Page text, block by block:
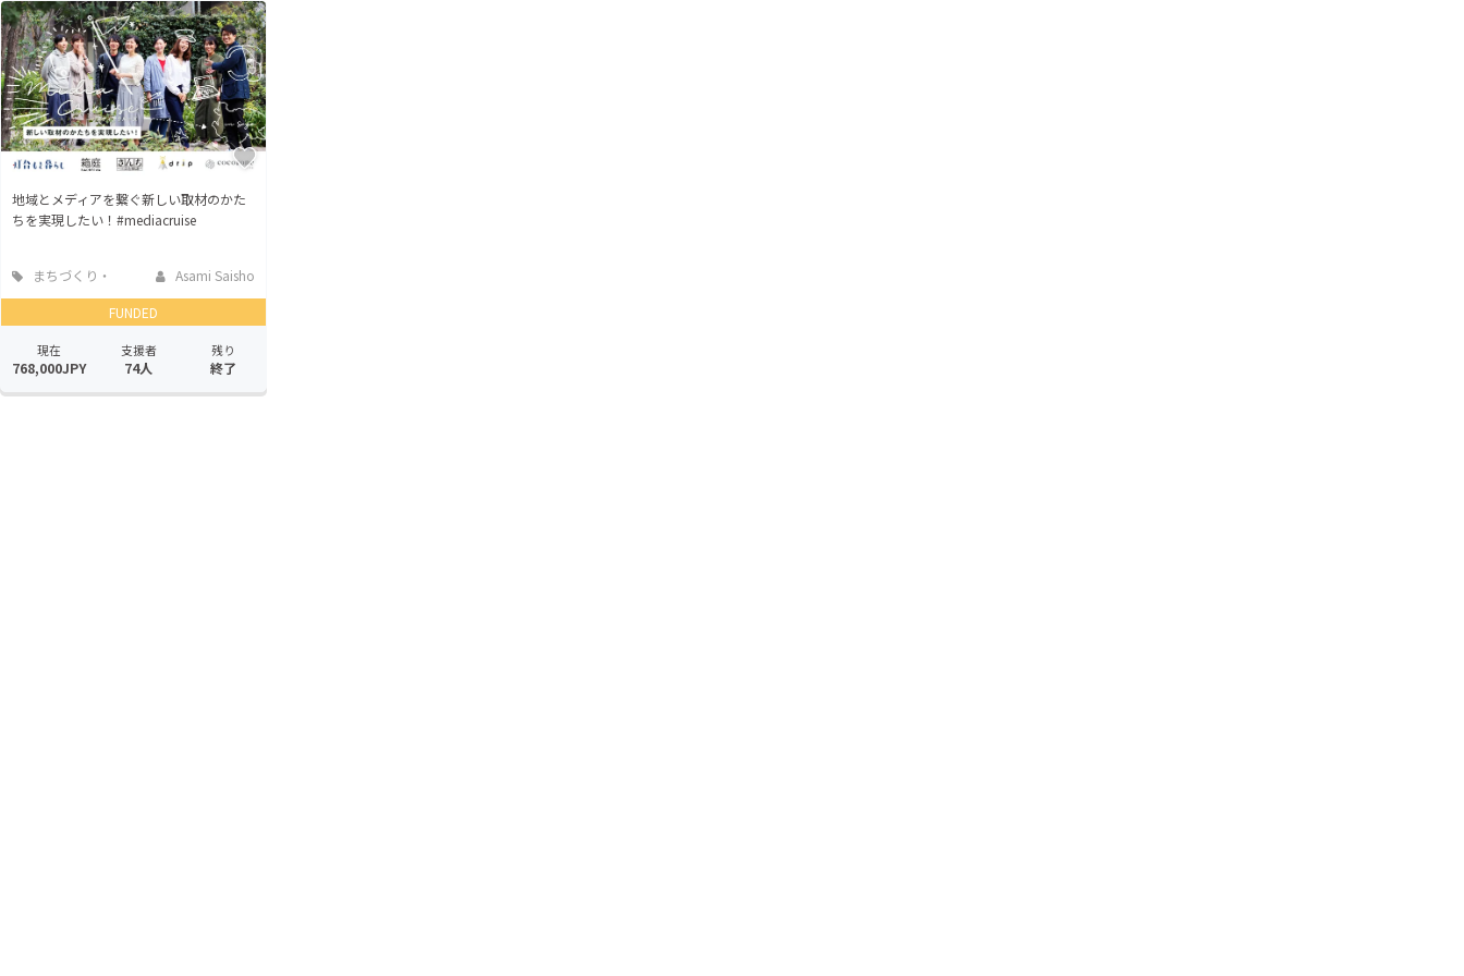
地域とメディアを繋ぐ新しい取材のかた
ちを実現したい！#mediacruise
まちづくり・
Asami Saisho
FUNDED
現在
768,000JPY
支援者
74人
残り
終了